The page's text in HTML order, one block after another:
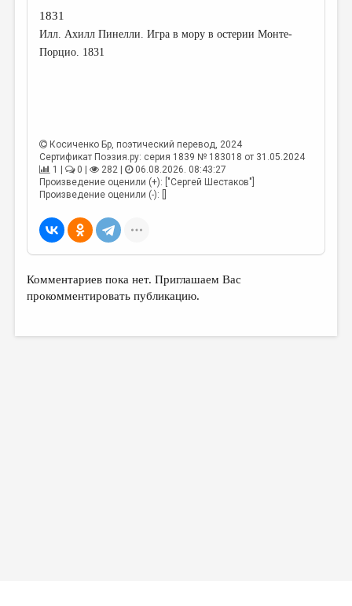
1831
Илл. Aхилл Пинелли. Игра в мору в остерии Монте-
Порцио. 1831
Косиченко Бр, поэтический перевод, 2024
Сертификат Поэзия.ру: серия 1839 № 183018 от 31.05.2024
1 |
0 | 282 |
06.08.2026. 08:43:27
Произведение оценили (+): ["Сергей Шестаков"]
Произведение оценили (-): []
Комментариев пока нет. Приглашаем Вас
прокомментировать публикацию.